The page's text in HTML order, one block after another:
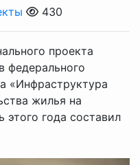
430
проекта
федерального
«Инфраструктура
жилья на
этого года составил